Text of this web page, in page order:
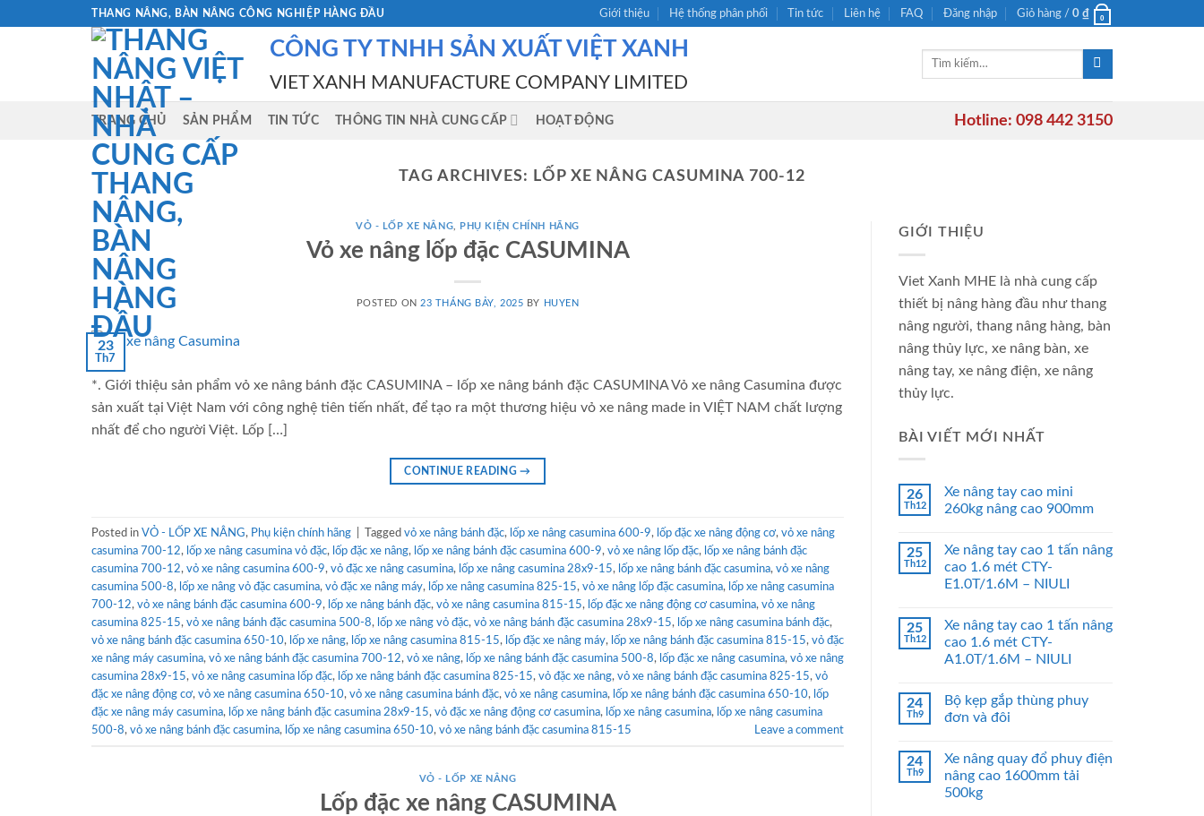
THANG NÂNG, BÀN NÂNG CÔNG NGHIỆP HÀNG ĐẦU Giới thiệu Hệ thống phân phối Tin tức Liên hệ FAQ Đăng nhập Giỏ hàng / 0 ₫ 0
CÔNG TY TNHH SẢN XUẤT VIỆT XANH
VIET XANH MANUFACTURE COMPANY LIMITED
Tìm
TRANG CHỦ SẢN PHẨM TIN TỨC THÔNG TIN NHÀ CUNG CẤP HOẠT ĐỘNG Hotline: 098 442 3150
TAG ARCHIVES: LỐP XE NÂNG CASUMINA 700-12
VỎ - LỐP XE NÂNG PHỤ KIỆN CHÍNH HÃNG
Vỏ xe nâng lốp đặc CASUMINA
POSTED ON 23 THÁNG BẢY, 2025 BY HUYEN
23
Th7
*. Giới thiệu sản phẩm vỏ xe nâng bánh đặc CASUMINA – lốp xe nâng bánh đặc CASUMINA Vỏ xe nâng Casumina được
sản xuất tại Việt Nam với công nghệ tiên tiến nhất, để tạo ra một thương hiệu vỏ xe nâng made in VIỆT NAM chất lượng
nhất để cho người Việt. Lốp […]
CONTINUE READING→
Posted in VỎ - LỐP XE NÂNG, Phụ kiện chính hãng Tagged vỏ xe nâng bánh đặc, lốp xe nâng casumina 600-9, lốp đặc xe nâng động cơ, vỏ xe nâng
casumina 700-12, lốp xe nâng casumina vỏ đặc, lốp đặc xe nâng, lốp xe nâng bánh đặc casumina 600-9, vỏ xe nâng lốp đặc, lốp xe nâng bánh đặc
casumina 700-12, vỏ xe nâng casumina 600-9, vỏ đặc xe nâng casumina, lốp xe nâng casumina 28x9-15, lốp xe nâng bánh đặc casumina, vỏ xe nâng
casumina 500-8, lốp xe nâng vỏ đặc casumina, vỏ đặc xe nâng máy, lốp xe nâng casumina 825-15, vỏ xe nâng lốp đặc casumina, lốp xe nâng casumina
700-12, vỏ xe nâng bánh đặc casumina 600-9, lốp xe nâng bánh đặc, vỏ xe nâng casumina 815-15, lốp đặc xe nâng động cơ casumina, vỏ xe nâng
casumina 825-15, vỏ xe nâng bánh đặc casumina 500-8, lốp xe nâng vỏ đặc, vỏ xe nâng bánh đặc casumina 28x9-15, lốp xe nâng casumina bánh đặc,
vỏ xe nâng bánh đặc casumina 650-10, lốp xe nâng, lốp xe nâng casumina 815-15, lốp đặc xe nâng máy, lốp xe nâng bánh đặc casumina 815-15, vỏ đặc
xe nâng máy casumina, vỏ xe nâng bánh đặc casumina 700-12, vỏ xe nâng, lốp xe nâng bánh đặc casumina 500-8, lốp đặc xe nâng casumina, vỏ xe nâng
casumina 28x9-15, vỏ xe nâng casumina lốp đặc, lốp xe nâng bánh đặc casumina 825-15, vỏ đặc xe nâng, vỏ xe nâng bánh đặc casumina 825-15, vỏ
đặc xe nâng động cơ, vỏ xe nâng casumina 650-10, vỏ xe nâng casumina bánh đặc, vỏ xe nâng casumina, lốp xe nâng bánh đặc casumina 650-10, lốp
đặc xe nâng máy casumina, lốp xe nâng bánh đặc casumina 28x9-15, vỏ đặc xe nâng động cơ casumina, lốp xe nâng casumina, lốp xe nâng casumina
500-8, vỏ xe nâng bánh đặc casumina, lốp xe nâng casumina 650-10, vỏ xe nâng bánh đặc casumina 815-15 Leave a comment
VỎ - LỐP XE NÂNG
Lốp đặc xe nâng CASUMINA
GIỚI THIỆU
Viet Xanh MHE là nhà cung cấp
thiết bị nâng hàng đầu như thang
nâng người, thang nâng hàng, bàn
nâng thủy lực, xe nâng bàn, xe
nâng tay, xe nâng điện, xe nâng
thủy lực.
BÀI VIẾT MỚI NHẤT
26
Th12
Xe nâng tay cao mini
260kg nâng cao 900mm
25
Th12
Xe nâng tay cao 1 tấn nâng
cao 1.6 mét CTY-
E1.0T/1.6M – NIULI
25
Th12
Xe nâng tay cao 1 tấn nâng
cao 1.6 mét CTY-
A1.0T/1.6M – NIULI
24
Th9
Bộ kẹp gắp thùng phuy
đơn và đôi
24
Th9
Xe nâng quay đổ phuy điện
nâng cao 1600mm tải
500kg